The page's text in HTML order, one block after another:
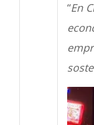
“En